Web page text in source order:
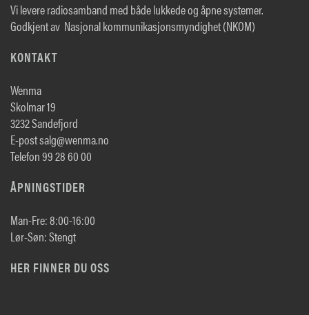
Vi levere radiosamband med både lukkede og åpne systemer.
Godkjent av Nasjonal kommunikasjonsmyndighet (NKOM)
KONTAKT
Wenma
Skolmar 19
3232 Sandefjord
E-post salg@wenma.no
Telefon 99 28 60 00
ÅPNINGSTIDER
Man-Fre: 8:00-16:00
Lør-Søn: Stengt
HER FINNER DU OSS